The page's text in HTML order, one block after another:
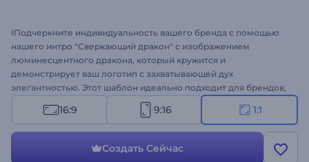
IПодчеркните индивидуальность вашего бренда с помощью
нашего интро "Сверкающий дракон" с изображением
люминесцентного дракона, который кружится и
демонстрирует ваш логотип с захватывающей дух
элегантностью. Этот шаблон идеально подходит для брендов,
желающих добавить нотку фантазии в свою маркетинговую
кампанию, и предлагает захватывающий способ
Настройте шаблон с помощью ваших элементов брендинга,
таких как логотипы, текст и фоновая музыка, чтобы создать
16:9 9:16 1:1
Создать Сейчас